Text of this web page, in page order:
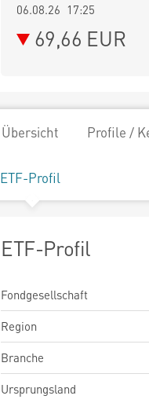
06.08.26 17:25
69,66 EUR
Übersicht Profile /
ETF-Profil
ETF-Profil
Fondgesellschaft
Region
Branche
Ursprungsland